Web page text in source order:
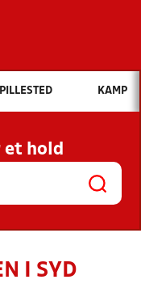
vil du søge efter?
OG NYHEDER
KLUBBER OG
KAMP
et hold
I SYD